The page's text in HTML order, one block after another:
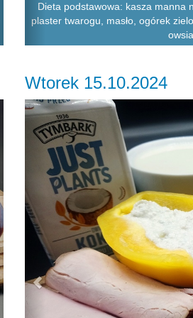
Dieta podstawowa: kasza manna
plaster twarogu, masło, ogórek
Wtorek 15.10.2024
Previous